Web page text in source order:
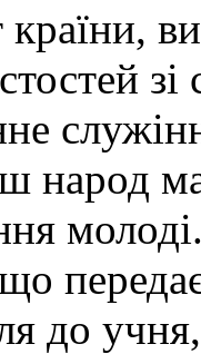
народ
до